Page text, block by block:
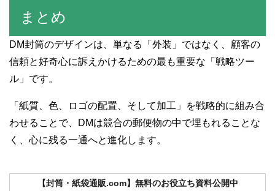
まとめ
DM封筒のデザインは、単なる「外装」ではなく、顧客の
信頼と好奇心に訴えかけるための最も重要な「戦略ツー
ル」です。
「紙質、色、ロゴの配置、そして加工」を戦略的に組み合
わせることで、DMは競合の郵便物の中で埋もれることな
く、心に残る一通へと進化します。
【封筒・紙袋通販.com】無料のお役立ち資料公開中